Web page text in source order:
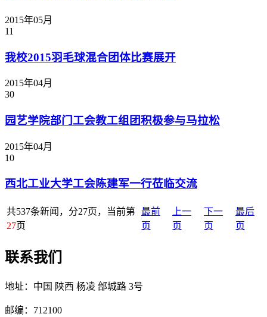
2015年05月
11
我校2015羽毛球混合团体比赛展开
2015年04月
30
园艺学院部门工会教工组团积极参与马拉松
2015年04月
10
西北工业大学工会陈建军一行莅临交流
共537条新闻，分27页，当前第
27页
最前
页
上一
页
下一
页
最后
页
联系我们
地址：中国 陕西 杨凌 邰城路 3号
邮编：712100